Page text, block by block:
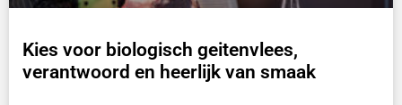
Kies voor biologisch geitenvlees,
verantwoord en heerlijk van smaak